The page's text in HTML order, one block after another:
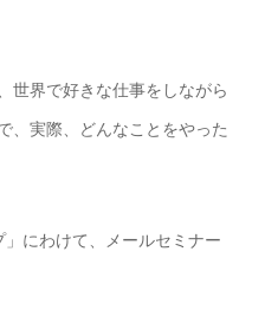
世界で好きな仕事をしながら
、実際、どんなことをやった
にわけて、メールセミナー